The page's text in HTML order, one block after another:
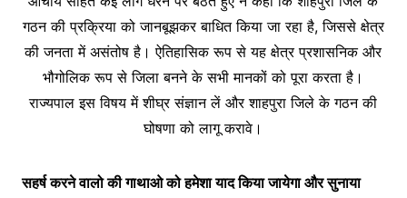
गठन की प्रक्रिया को जानबूझकर बाधित किया जा रहा है, जिससे क्षेत्र
की जनता में असंतोष है। ऐतिहासिक रूप से यह क्षेत्र प्रशासनिक और
भौगोलिक रूप से जिला बनने के सभी मानकों को पूरा करता है।
राज्यपाल इस विषय में शीघ्र संज्ञान लें और शाहपुरा जिले के गठन की
घोषणा को लागू करावे।
सहर्ष करने वालो की गाथाओ को हमेशा याद किया जायेगा और सुनाया